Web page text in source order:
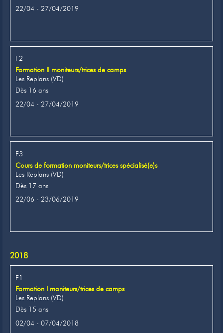
22/04 - 27/04/2019
F2
Formation II moniteurs/trices de camps
Les Replans (VD)
Dès 16 ans
22/04 - 27/04/2019
F3
Cours de formation moniteurs/trices spécialisé(e)s
Les Replans (VD)
Dès 17 ans
22/06 - 23/06/2019
2018
F1
Formation I moniteurs/trices de camps
Les Replans (VD)
Dès 15 ans
02/04 - 07/04/2018